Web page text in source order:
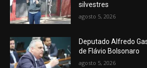
silvestres
agosto 5, 2026
Deputado Alfredo
de Flávio Bolsonaro
agosto 5, 2026